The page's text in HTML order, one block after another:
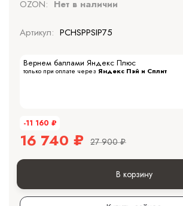
OZON: Нет в наличии
Артикул: PCHSPPSIP75
Вернем баллами Яндекс Плюс
только при оплате через Яндекс Пэй и Сплит
-11 160 ₽
16 740 ₽ 27 900 ₽
В корзину